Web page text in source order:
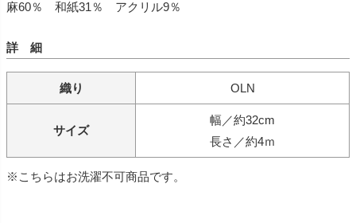
麻60％ 和紙31％ アクリル9％
詳 細
織り OLN
サイズ
幅／約32cm
長さ／約4ｍ
※こちらはお洗濯不可商品です。